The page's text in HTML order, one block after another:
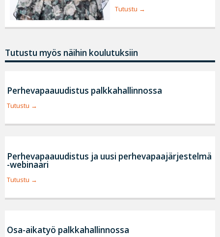
Tutustu
Tutustu myös näihin koulutuksiin
Perhevapaauudistus palkkahallinnossa
Tutustu
Perhevapaauudistus ja uusi perhevapaajärjestelmä
-webinaari
Tutustu
Osa-aikatyö palkkahallinnossa